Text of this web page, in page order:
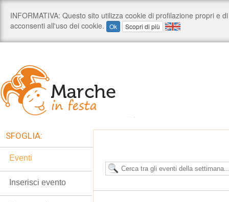
SFOGLIA:
Eventi
Inserisci evento